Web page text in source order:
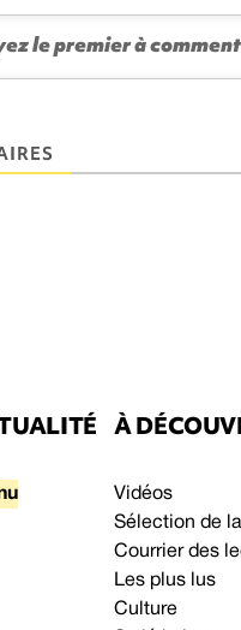
À
Vidéos
Sélection de
Courrier des
Les plus lus
Culture